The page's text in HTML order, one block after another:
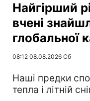
Найгірший
вчені
глобальної
08:12 08.08.2026 Сб
Наші предки
тепла і літній